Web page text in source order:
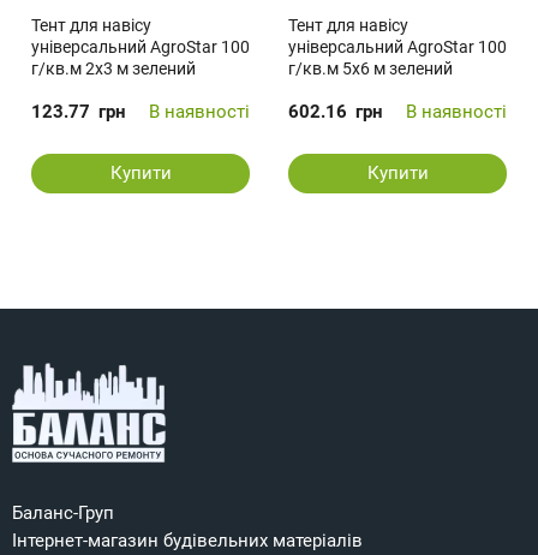
Тент для навісу
універсальний AgroStar 100
г/кв.м 2х3 м зелений
123.77 грн В наявності
Купити
Тент для навісу
універсальний AgroStar 100
г/кв.м 5х6 м зелений
602.16 грн В наявності
Купити
Баланс-Груп
Інтернет-магазин будівельних матеріалів